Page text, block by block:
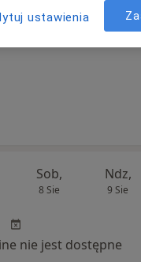
Sob,
8 Sie
Ndz,
9 Sie
nie jest dostępne
ustawienia